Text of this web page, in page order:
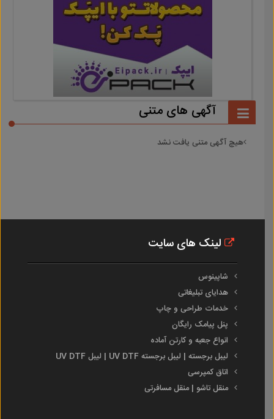
آگهی های متنی
هیچ آگهی متنی یافت نشد
لینک های سایت
شاپینوس
هدایای تبلیغاتی
خدمات طراحی و چاپ
پنل پیامک رایگان
انواع جعبه و کارتن آماده
لیبل برجسته | لیبل برجسته UV DTF | لیبل UV DTF
اتاق کمپرسی
منقل تاشو | منقل مسافرتی